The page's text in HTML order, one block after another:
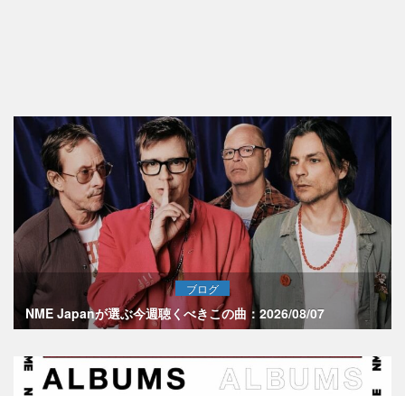
ブログ
NME Japanが選ぶ今週聴くべきこの曲：2026/08/07